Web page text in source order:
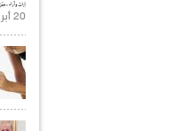
20 أبريل 2021 |